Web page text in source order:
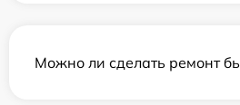
Можно ли сделать ремонт